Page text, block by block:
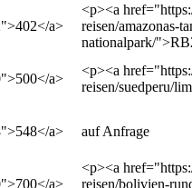
a>
<p><a
reisen/amazonas-
nationalpark/
a>
<p><a
reisen/suedperu/
a>
auf Anfrage
a>
<p><a
reisen/bolivien-